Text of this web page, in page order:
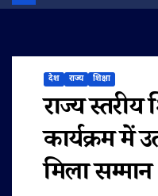
देश राज्य शिक्षा
राज्य
कार्यक्रम में
मिला सम्मान